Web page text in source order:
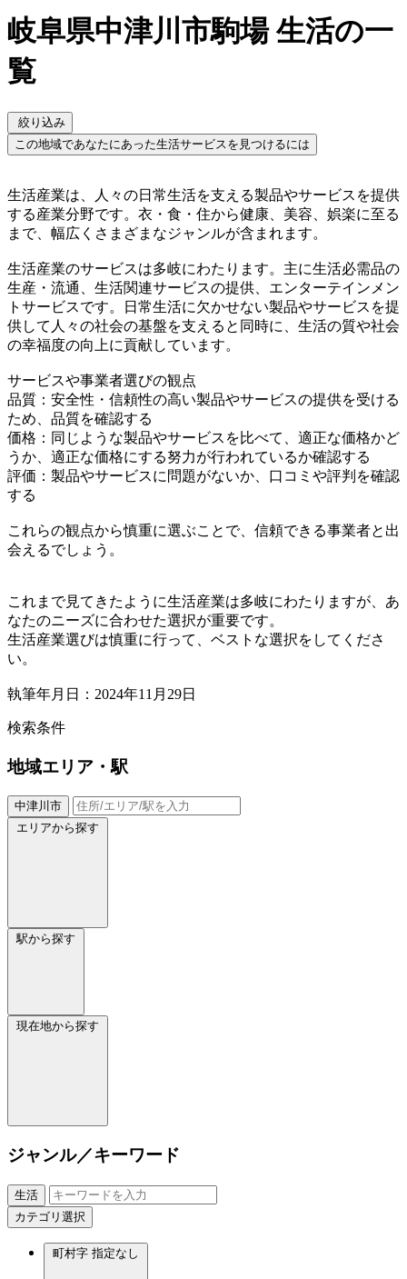
岐阜県中津川市駒場 生活の一
覧
絞り込み
この地域であなたにあった生活サービスを見つけるには
生活産業は、人々の日常生活を支える製品やサービスを提供
する産業分野です。衣・食・住から健康、美容、娯楽に至る
まで、幅広くさまざまなジャンルが含まれます。
生活産業のサービスは多岐にわたります。主に生活必需品の
生産・流通、生活関連サービスの提供、エンターテインメン
トサービスです。日常生活に欠かせない製品やサービスを提
供して人々の社会の基盤を支えると同時に、生活の質や社会
の幸福度の向上に貢献しています。
サービスや事業者選びの観点
品質：安全性・信頼性の高い製品やサービスの提供を受ける
ため、品質を確認する
価格：同じような製品やサービスを比べて、適正な価格かど
うか、適正な価格にする努力が行われているか確認する
評価：製品やサービスに問題がないか、口コミや評判を確認
する
これらの観点から慎重に選ぶことで、信頼できる事業者と出
会えるでしょう。
これまで見てきたように生活産業は多岐にわたりますが、あ
なたのニーズに合わせた選択が重要です。
生活産業選びは慎重に行って、ベストな選択をしてくださ
い。
執筆年月日：2024年11月29日
検索条件
地域エリア・駅
中津川市
エリアから探す
駅から探す
現在地から探す
ジャンル／キーワード
生活
カテゴリ選択
町村字 指定なし